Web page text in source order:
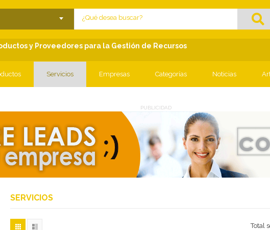
Close menu
y Proveedores para la Gestión de Recursos
Servicios Empresas Categorías Noticias
PUBLICIDAD
SERVICIOS
Total